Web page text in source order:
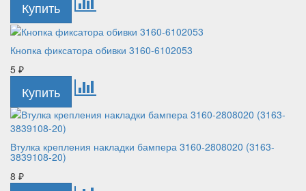
Кнопка фиксатора обивки 3160-6102053
5 ₽
Втулка крепления накладки бампера 3160-2808020 (3163-
3839108-20)
8 ₽